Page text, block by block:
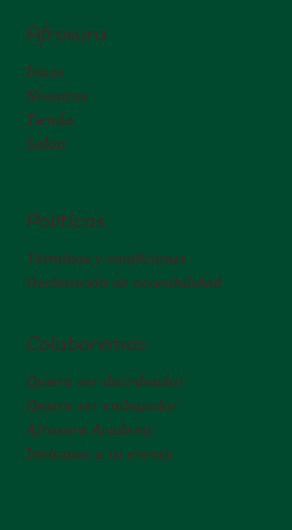
Afrosura
Inicio
Nosotras
Tienda
Salón
Políticas
Términos y condiciones
Declaración de accesibilidad
Colaboremos
Quiero ser distribuidor
Quiero ser embajador
Afrosura Academy
Invítanos a tu evento